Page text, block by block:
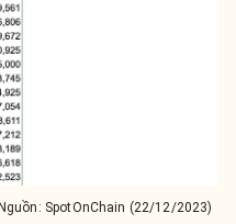
SpotOnChain (22/12/2023)